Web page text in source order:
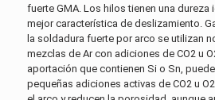
fuerte GMA. Los hilos tienen una dureza
mejor característica de deslizamiento.
la soldadura fuerte por arco se utilizan
mezclas de Ar con adiciones de CO2 u
aportación que contienen Si o Sn,
pequeñas adiciones activas de CO2 u